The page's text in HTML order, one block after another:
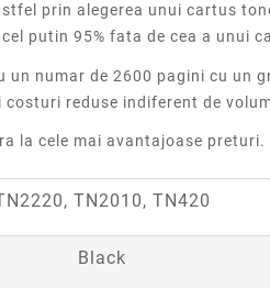
prin alegerea unui cartus
putin 95% fata de cea a unui
numar de 2600 pagini cu un
reduse indiferent de
la cele mai avantajoase preturi.
TN2010, TN420
Black